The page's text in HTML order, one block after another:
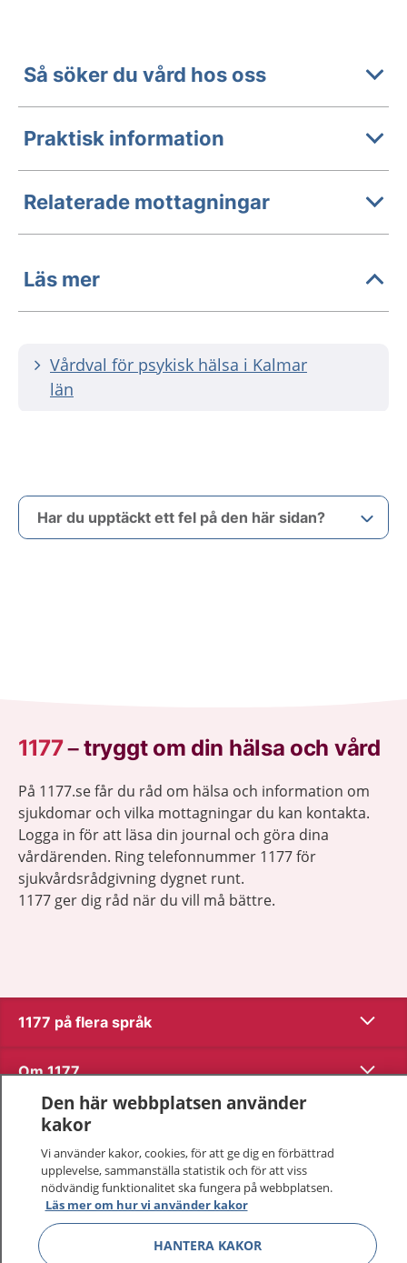
Så söker du vård hos oss
Praktisk information
Relaterade mottagningar
Läs mer
Vårdval för psykisk hälsa i Kalmar
län
Har du upptäckt ett fel på den här sidan?
1177–tryggt om din hälsa och vård
På 1177.se får du råd om hälsa och information om
sjukdomar och vilka mottagningar du kan kontakta.
Logga in för att läsa din journal och göra dina
vårdärenden. Ring telefonnummer 1177 för
sjukvårdsrådgivning dygnet runt.
1177 ger dig råd när du vill må bättre.
1177 på flera språk Visa
Om 1177 Visa
Kontakt
Behandling av personuppgifter
Hantering av kakor
Den här webbplatsen använder
kakor
Vi använder kakor, cookies, för att ge dig en förbättrad
upplevelse, sammanställa statistik och för att viss
nödvändig funktionalitet ska fungera på webbplatsen.
Läs mer om hur vi använder kakor
HANTERA KAKOR